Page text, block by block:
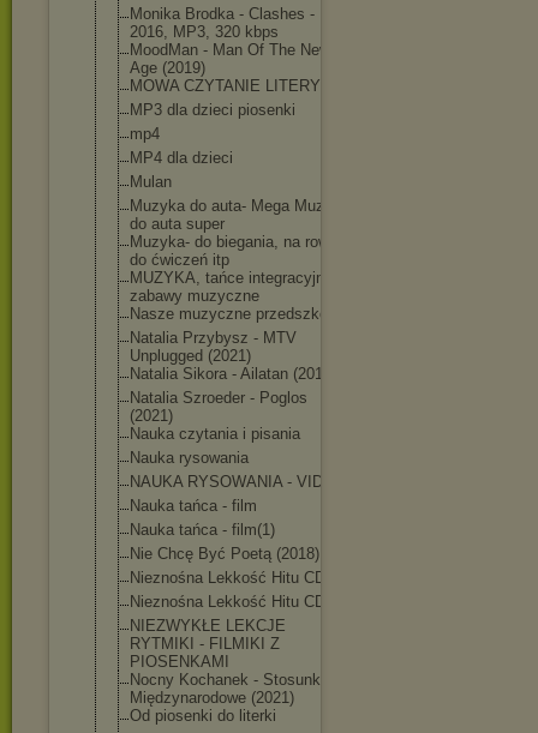
Monika Brodka - Clashes -
2016, MP3, 320 kbps
MoodMan - Man Of The New
Age (2019)
MOWA CZYTANIE LITERY
MP3 dla dzieci piosenki
mp4
MP4 dla dzieci
Mulan
Muzyka do auta- Mega Muza
do auta super
Muzyka- do biegania, na rower,
do ćwiczeń itp
MUZYKA, tańce integracyjne i
zabawy muzyczne
Nasze muzyczne przedszkole
Natalia Przybysz - MTV
Unplugged (2021)
Natalia Sikora - Ailatan (2019)
Natalia Szroeder - Poglos
(2021)
Nauka czytania i pisania
Nauka rysowania
NAUKA RYSOWANIA - VIDEO
Nauka tańca - film
Nauka tańca - film(1)
Nie Chcę Być Poetą (2018)
Nieznośna Lekkość Hitu CD1
Nieznośna Lekkość Hitu CD2
NIEZWYKŁE LEKCJE
RYTMIKI - FILMIKI Z
PIOSENKAMI
Nocny Kochanek - Stosunki
Międzynarodowe (2021)
Od piosenki do literki